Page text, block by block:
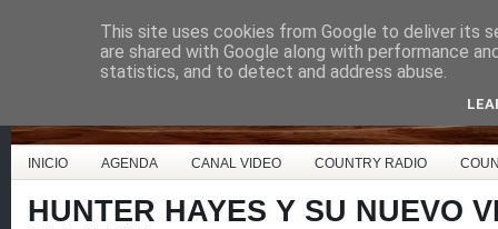
Country Music España
INICIO AGENDA CANAL VIDEO COUNTRY RADIO
HUNTER HAYES Y SU NUEVO
This site uses cookies from Google to deliver its
are shared with Google along with performance
statistics, and to detect and address abuse.